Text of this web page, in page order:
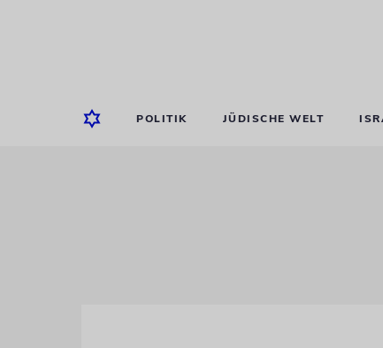
POLITIK JÜDISCHE WELT